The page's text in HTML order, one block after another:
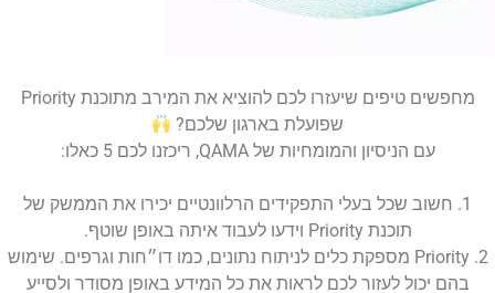
מחפשים טיפים שיעזרו לכם להוציא את המירב מתוכנת Priority
שפועלת בארגון שלכם?
עם הניסיון והמומחיות של QAMA, ריכזנו לכם 5 כאלו:
1. חשוב שכל בעלי התפקידים הרלוונטיים יכירו את הממשק של
תוכנת Priority וידעו לעבוד איתה באופן שוטף.
2. Priority מספקת כלים לניתוח נתונים, כמו דו״חות וגרפים. שימוש
בהם יכול לעזור לכם לראות את כל המידע באופן מסודר ולסייע